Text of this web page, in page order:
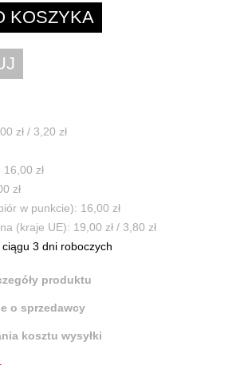
zł / 3,20 zł
zł
zł
w punkcie): 16,00 zł
(kraje UE): 19,00 zł / 3,80 zł
ciągu 3 dni roboczych
produktu
o sprzedawcy
kosztu wysyłki